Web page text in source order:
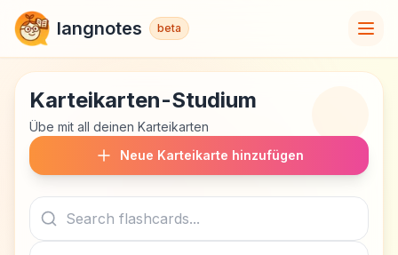
langnotes beta
Karteikarten-Studium
Übe mit all deinen Karteikarten
Neue Karteikarte hinzufügen